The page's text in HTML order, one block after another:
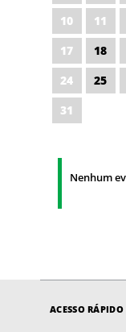
10
11
17
18
24
25
31
Nenhum
ACESSO RÁPIDO